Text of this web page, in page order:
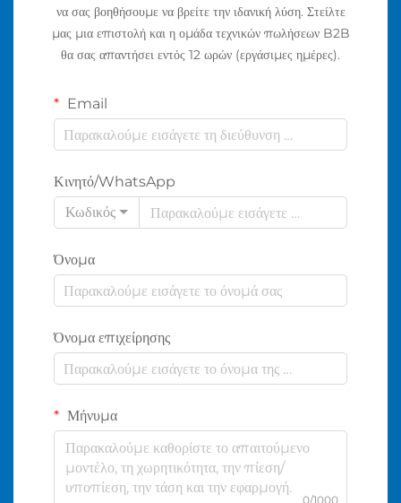
να σας βοηθήσουμε να βρείτε την ιδανική λύση. Στείλτε
μας μια επιστολή και η ομάδα τεχνικών πωλήσεων B2B
θα σας απαντήσει εντός 12 ωρών (εργάσιμες ημέρες).
Email
Κινητό/WhatsApp
Κωδικός
Όνομα
Όνομα επιχείρησης
Μήνυμα
0/1000